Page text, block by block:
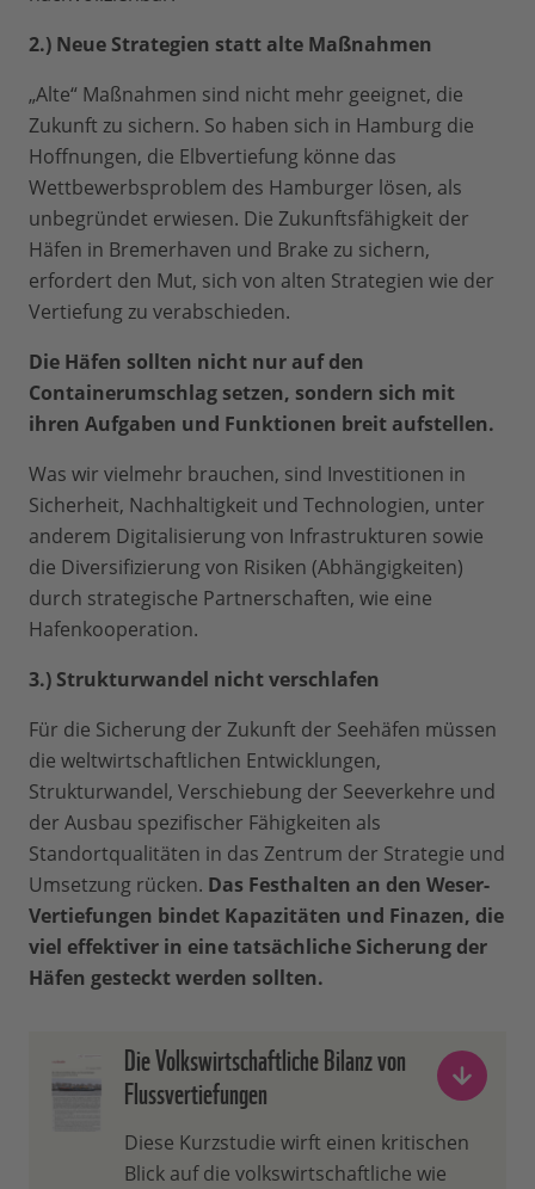
2.) Neue Strategien statt alte Maßnahmen
„Alte“ Maßnahmen sind nicht mehr geeignet, die
Zukunft zu sichern. So haben sich in Hamburg die
Hoffnungen, die Elbvertiefung könne das
Wettbewerbsproblem des Hamburger lösen, als
unbegründet erwiesen. Die Zukunftsfähigkeit der
Häfen in Bremerhaven und Brake zu sichern,
erfordert den Mut, sich von alten Strategien wie der
Vertiefung zu verabschieden.
Die Häfen sollten nicht nur auf den
Containerumschlag setzen, sondern sich mit
ihren Aufgaben und Funktionen breit aufstellen.
Was wir vielmehr brauchen, sind Investitionen in
Sicherheit, Nachhaltigkeit und Technologien, unter
anderem Digitalisierung von Infrastrukturen sowie
die Diversifizierung von Risiken (Abhängigkeiten)
durch strategische Partnerschaften, wie eine
Hafenkooperation.
3.) Strukturwandel nicht verschlafen
Für die Sicherung der Zukunft der Seehäfen müssen
die weltwirtschaftlichen Entwicklungen,
Strukturwandel, Verschiebung der Seeverkehre und
der Ausbau spezifischer Fähigkeiten als
Standortqualitäten in das Zentrum der Strategie und
Umsetzung rücken. Das Festhalten an den Weser-
Vertiefungen bindet Kapazitäten und Finazen, die
viel effektiver in eine tatsächliche Sicherung der
Häfen gesteckt werden sollten.
Die Volkswirtschaftliche Bilanz von
Flussvertiefungen
Diese Kurzstudie wirft einen kritischen
Blick auf die volkswirtschaftliche wie